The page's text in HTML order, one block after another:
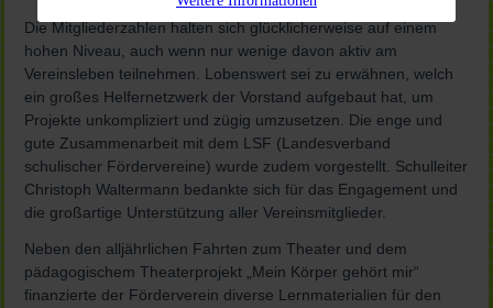
Die Mitgliederzahlen halten sich glücklicherweise auf einem
hohen Niveau, auch wenn nur wenige davon aktiv am
Vereinsleben teilnehmen. Lobenswert sei zu erwähnen, welch
ein großes Helfernetzwerk der Vorstand aufgebaut hat, um
Projekte unkompliziert und zügig umzusetzen. Die enge und
gute Zusammenarbeit mit dem LSF (Landesverband
schulischer Fördervereine) wurde zudem vorgestellt. Schulleiter
Christoph Waltermann bedankte sich für das Engagement und
die großartige Unterstützung aller Vereinsmitglieder.
Neben den alljährlichen Fahrten zum Theater und dem
pädagogischem Theaterprojekt „Mein Körper gehört mir“
finanzierte der Förderverein diverse Lernmaterialien für den